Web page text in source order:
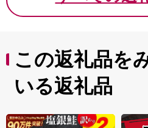
この返礼品を
いる返礼品